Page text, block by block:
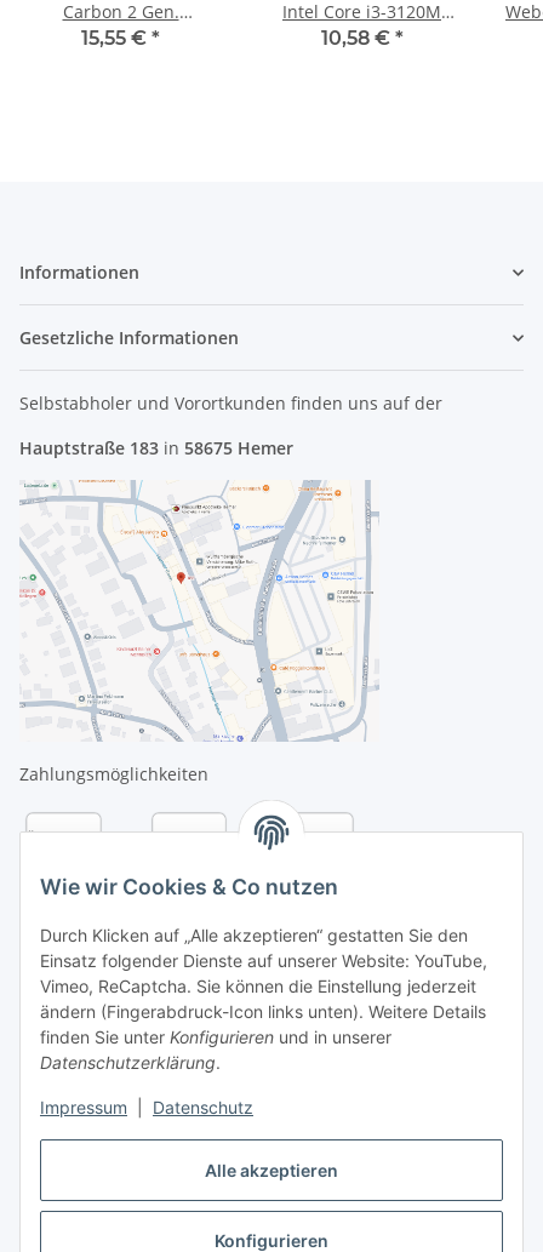
Alle akzeptieren
Konfigurieren
Wie wir Cookies & Co nutzen
Durch Klicken auf „Alle akzeptieren“ gestatten Sie den
Einsatz folgender Dienste auf unserer Website: YouTube,
Vimeo, ReCaptcha. Sie können die Einstellung jederzeit
ändern (Fingerabdruck-Icon links unten). Weitere Details
finden Sie unter Konfigurieren und in unserer
Datenschutzerklärung.
Impressum Datenschutz
Carbon 2 Gen.
Displaykabel Videokabel
15,55 € *
Intel Core i3-3120M
2.50GHz CPU Prozessor
10,58 € *
Informationen
Gesetzliche Informationen
Selbstabholer und Vorortkunden finden uns auf der
Hauptstraße 183 in 58675 Hemer
Zahlungsmöglichkeiten